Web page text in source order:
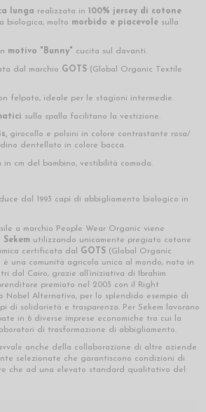
lunga realizzata in 100% jersey di cotone
biologica, molto morbido e piacevole sulla
motivo "Bunny" cucita sul davanti.
dal marchio GOTS (Global Organic Textile
felpato, ideale per le stagioni intermedie.
sulla spalla facilitano la vestizione.
girocollo e polsini in colore contrastante rosa/
dentellato in colore bacca.
cm del bambino, vestibilità comoda.
dal 1993 capi di abbigliamento biologico in
a marchio People Wear Organic viene
Sekem utilizzando unicamente pregiato cotone
certificata dal GOTS (Global Organic
è una comunità agricola unica al mondo, nata in
dal Cairo, grazie all’iniziativa di Ibrahim
premiato nel 2003 con il Right
Nobel Alternativo, per lo splendido esempio di
di solidarietà e trasparenza. Per Sekem lavorano
in 6 diverse imprese economiche tra cui la
di trasformazione di abbigliamento.
anche della collaborazione di altre aziende
selezionate che garantiscono condizioni di
che ad una elevato standard qualitativo del